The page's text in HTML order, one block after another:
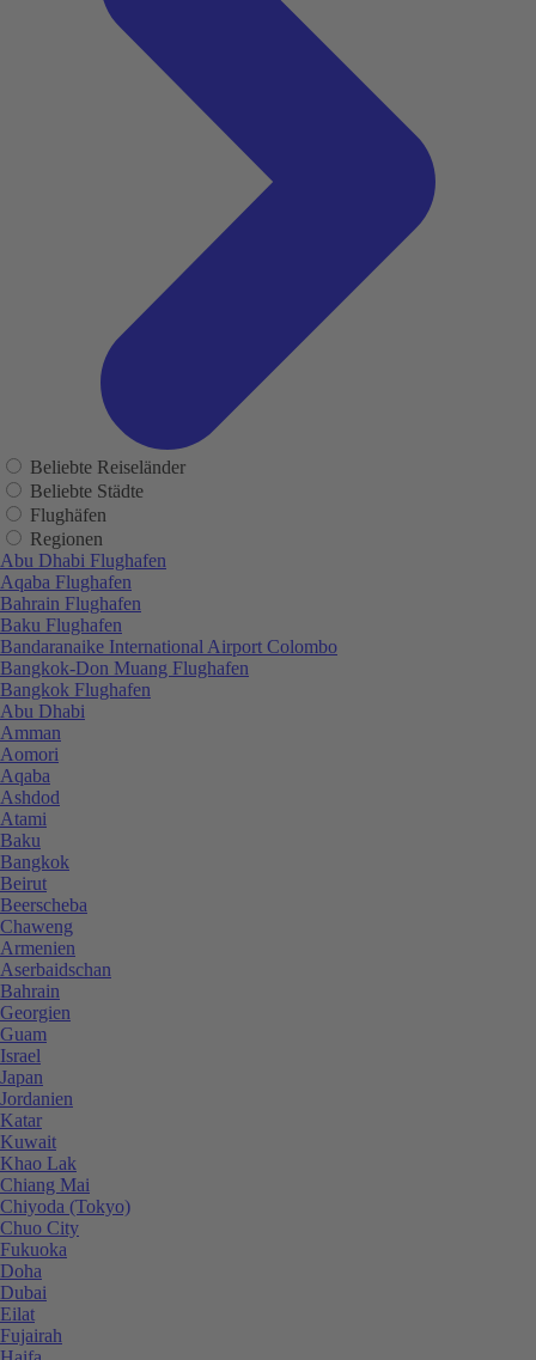
Beliebte Reiseländer
Beliebte Städte
Flughäfen
Regionen
Abu Dhabi Flughafen
Aqaba Flughafen
Bahrain Flughafen
Baku Flughafen
Bandaranaike International Airport Colombo
Bangkok-Don Muang Flughafen
Bangkok Flughafen
Abu Dhabi
Amman
Aomori
Aqaba
Ashdod
Atami
Baku
Bangkok
Beirut
Beerscheba
Chaweng
Armenien
Aserbaidschan
Bahrain
Georgien
Guam
Israel
Japan
Jordanien
Katar
Kuwait
Khao Lak
Chiang Mai
Chiyoda (Tokyo)
Chuo City
Fukuoka
Doha
Dubai
Eilat
Fujairah